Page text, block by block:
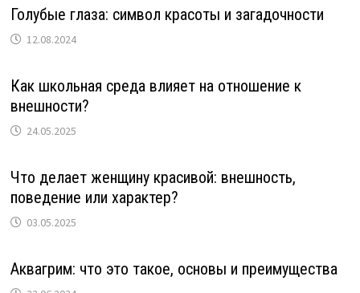
Голубые глаза: символ красоты и загадочности
12.08.2024
Как школьная среда влияет на отношение к
внешности?
24.05.2025
Что делает женщину красивой: внешность,
поведение или характер?
03.05.2025
Аквагрим: что это такое, основы и преимущества